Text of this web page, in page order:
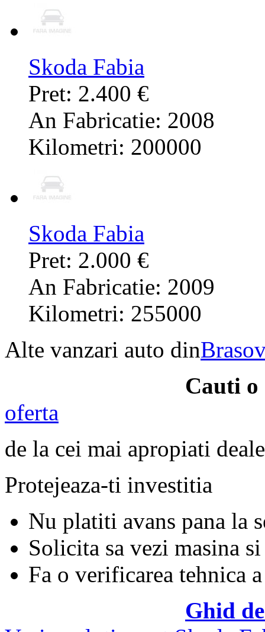
Skoda Fabia
Pret: 2.400 €
An Fabricatie: 2008
Kilometri: 200000
Skoda Fabia
Pret: 2.000 €
An Fabricatie: 2009
Kilometri: 255000
Alte vanzari auto din
Cauti o
oferta
de la cei mai apropiati
Protejeaza-ti investitia
Nu platiti avans pana la
Solicita sa vezi masina si
Fa o verificarea tehnica
Ghid